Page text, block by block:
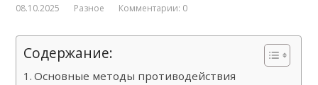
08.10.2025 Разное Комментарии: 0
Содержание:
Основные методы противодействия